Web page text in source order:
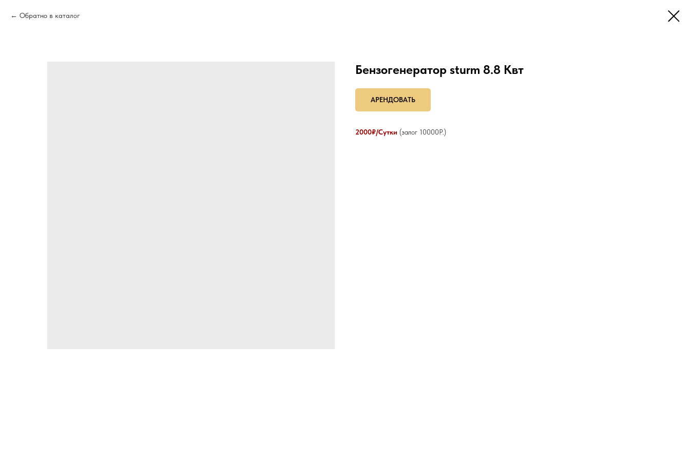
Обратно в каталог
Бензогенератор sturm 8.8 Квт
АРЕНДОВАТЬ
2000₽/Сутки (залог 10000Р.)